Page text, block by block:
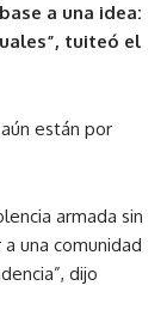
a una idea:
tuiteó el
están por
armada sin
una comunidad
dijo